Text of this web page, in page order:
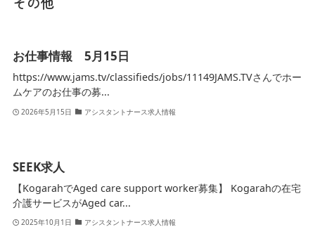
お仕事情報 5月15日
https://www.jams.tv/classifieds/jobs/11149JAMS.TVさんでホー
ムケアのお仕事の募...
2026年5月15日 アシスタントナース求人情報
SEEK求人
【KogarahでAged care support worker募集】 Kogarahの在宅
介護サービスがAged car...
2025年10月1日 アシスタントナース求人情報